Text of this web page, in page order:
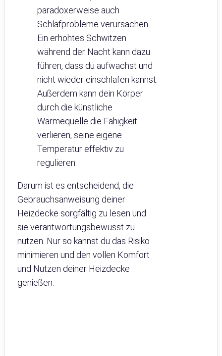
paradoxerweise auch
Schlafprobleme verursachen.
Ein erhöhtes Schwitzen
während der Nacht kann dazu
führen, dass du aufwachst und
nicht wieder einschlafen kannst.
Außerdem kann dein Körper
durch die künstliche
Wärmequelle die Fähigkeit
verlieren, seine eigene
Temperatur effektiv zu
regulieren.
Darum ist es entscheidend, die
Gebrauchsanweisung deiner
Heizdecke sorgfältig zu lesen und
sie verantwortungsbewusst zu
nutzen. Nur so kannst du das Risiko
minimieren und den vollen Komfort
und Nutzen deiner Heizdecke
genießen.